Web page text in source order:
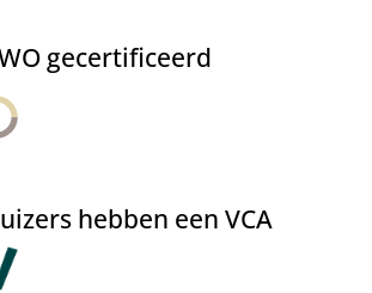
gecertificeerd
hebben een VCA